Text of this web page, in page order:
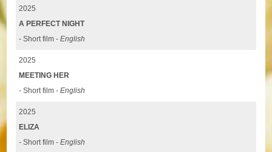
2025
A PERFECT NIGHT
- Short film -English
2025
MEETING HER
- Short film -English
2025
ELIZA
- Short film -English